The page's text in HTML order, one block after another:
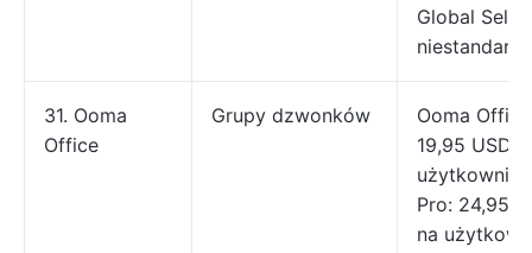
Global
31. Ooma
Office
Grupy dzwonków
Ooma
19,95 USD/
Pro: 24,95
na